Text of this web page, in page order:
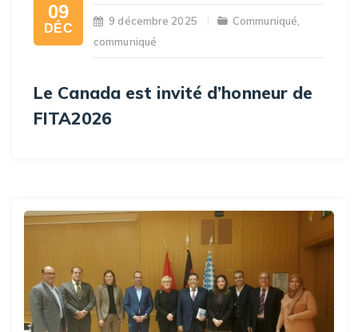
09
DÉC
9 décembre 2025 Communiqué
communiqué
Le Canada est invité d’honneur de
FITA2026